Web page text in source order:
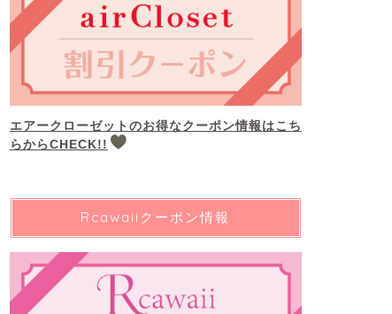
エアークローゼットのお得なクーポン情報はこち
らからCHECK!!
Rcawaiiクーポン情報